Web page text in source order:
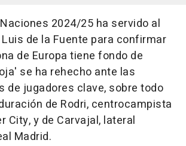
2024/25 ha servido al
de la Fuente para confirmar
de Europa tiene fondo de
se ha rehecho ante las
de jugadores clave, sobre todo
de Rodri, centrocampista
City, y de Carvajal, lateral
Madrid.